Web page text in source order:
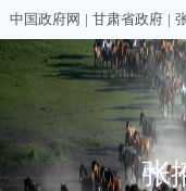
中国政府网 | 甘肃省政府 |
张